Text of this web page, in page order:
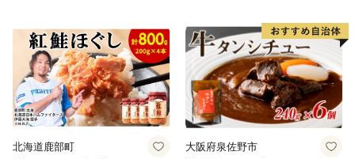
ー ギフト お取り寄せ 日高市
北海道鹿部町 大阪府泉佐野市